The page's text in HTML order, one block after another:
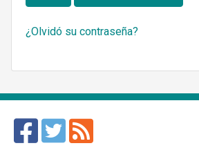
¿Olvidó su contraseña?